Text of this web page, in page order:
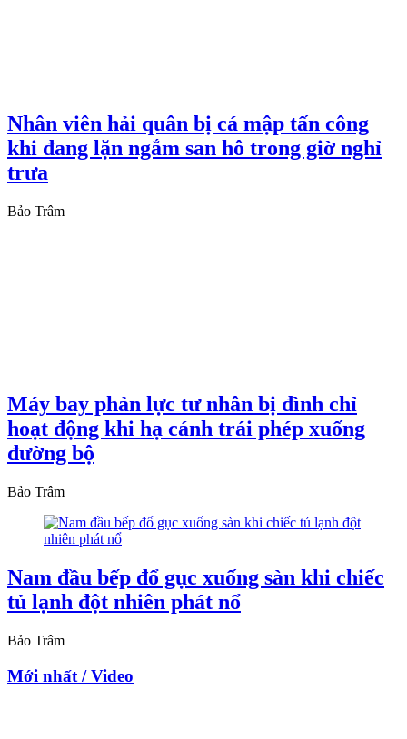
Nhân viên hải quân bị cá mập tấn công
khi đang lặn ngắm san hô trong giờ nghỉ
trưa
Bảo Trâm
Máy bay phản lực tư nhân bị đình chỉ
hoạt động khi hạ cánh trái phép xuống
đường bộ
Bảo Trâm
Nam đầu bếp đổ gục xuống sàn khi chiếc
tủ lạnh đột nhiên phát nổ
Bảo Trâm
Mới nhất / Video